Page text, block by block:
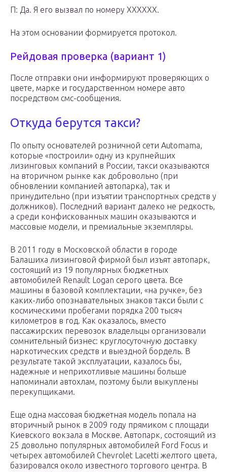
П: Да. Я его вызвал по номеру ХХХХХХ.
На этом основании формируется протокол.
Рейдовая проверка (вариант 1)
После отправки они информируют проверяющих о
цвете, марке и государственном номере авто
посредством смс-сообщения.
Откуда берутся такси?
По опыту основателей розничной сети Automama,
которые «построили» одну из крупнейших
лизинговых компаний в России, такси оказываются
на вторичном рынке как добровольно (при
обновлении компанией автопарка), так и
принудительно (при изъятии транспортных средств у
должников). Последний вариант далеко не редкость,
а среди конфискованных машин оказываются и
массовые модели, и премиальные экземпляры.
В 2011 году в Московской области в городе
Балашиха лизинговой фирмой был изъят автопарк,
состоящий из 19 популярных бюджетных
автомобилей Renault Logan серого цвета. Все
машины в базовой комплектации, «на ручке», без
каких-либо опознавательных знаков такси были с
космическими пробегами порядка 200 тысяч
километров в год. Как оказалось, вместо
пассажирских перевозок владельцы организовали
сомнительный бизнес: круглосуточную доставку
наркотических средств и выездной бордель. В
результате такой эксплуатации, казалось бы,
надежные и неприхотливые машины больше
напоминали автохлам, поэтому были выкуплены
перекупщиками.
Еще одна массовая бюджетная модель попала на
вторичный рынок в 2009 году прямиком с площади
Киевского вокзала в Москве. Автопарк, состоящий из
25 довольно популярных автомобилей Ford Focus и
четырех автомобилей Chevrolet Lacetti желтого цвета,
базировался около известного торгового центра. В